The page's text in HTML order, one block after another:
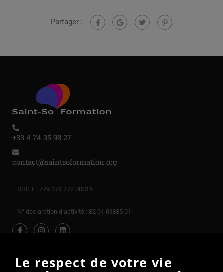
Partager :
+33 4 74 35 98 27
contact@saintsoformation.org
SIRET : 779 378 272 00016
N° déclaration d’activité : 82 01 00885 01
Le respect de votre vie